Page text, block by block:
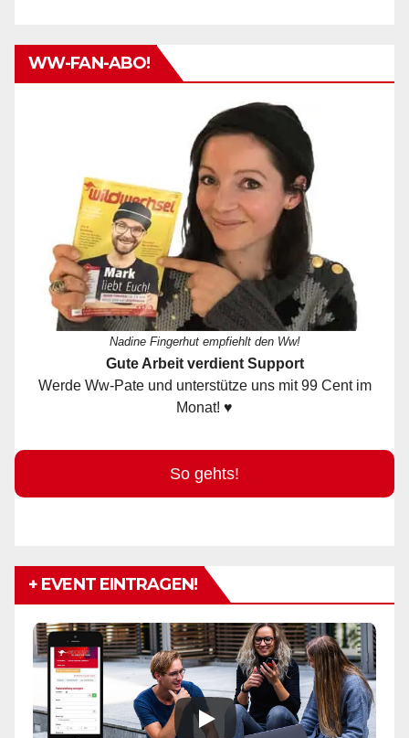
WW-FAN-ABO!
Nadine Fingerhut empfiehlt den Ww!
Gute Arbeit verdient Support
Werde Ww-Pate und unterstütze uns mit 99 Cent im
Monat! ♥
So gehts!
+ EVENT EINTRAGEN!